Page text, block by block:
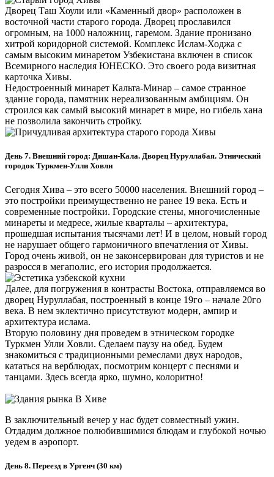
Дворец Таш Хоули или «Каменный двор» расположен в
восточной части старого города. Дворец прославился
огромным, на 1000 наложниц, гаремом. Здание пронизано
хитрой коридорной системой. Комплекс Ислам-Ходжа с
самым высоким минаретом Узбекистана включен в список
Всемирного наследия ЮНЕСКО. Это своего рода визитная
карточка Хивы.
Недостроенный минарет Кальта-Минар – самое странное
здание города, памятник нереализованным амбициям. Он
строился как самый высокий минарет в мире, но гибель хана
не позволила закончить стройку.
День 7. Внешний город: Дишан-Кала. Дворец Нуруллабая. Этнический
городок Туркмен-Улли Ховли
Сегодня Хива – это всего 50000 населения. Внешний город –
это постройки преимущественно не ранее 19 века. Есть и
современные постройки. Городские стены, многочисленные
минареты и медресе, жилые кварталы – архитектура,
прошедшая испытания тысячами лет! И в целом, новый город
не нарушает общего гармоничного впечатления от Хивы.
Город очень живой, он не законсервирован для туристов и не
разросся в мегаполис, его история продолжается.
Далее, для погружения в контрасты Востока, отправляемся во
дворец Нуруллабая, построенный в конце 19го – начале 20го
века. В нем эклектично присутствуют модерн, ампир и
архитектура ислама.
Вторую половину дня проведем в этническом городке
Туркмен Улли Ховли. Сделаем паузу на обед. Будем
знакомиться с традиционными ремеслами двух народов,
кататься на верблюдах, посмотрим концерт с песнями и
танцами. Здесь всегда ярко, шумно, колоритно!
В заключительный вечер у нас будет совместный ужин.
Отдадим должное полюбившимися блюдам и глубокой ночью
уедем в аэропорт.
День 8. Переезд в Ургенч (30 км)